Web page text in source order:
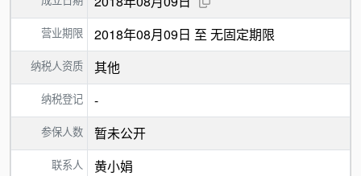
营业期限 2018年08月09日 至 无固定期限
纳税人资质 其他
纳税登记 -
参保人数 暂未公开
联系人 黄小娟